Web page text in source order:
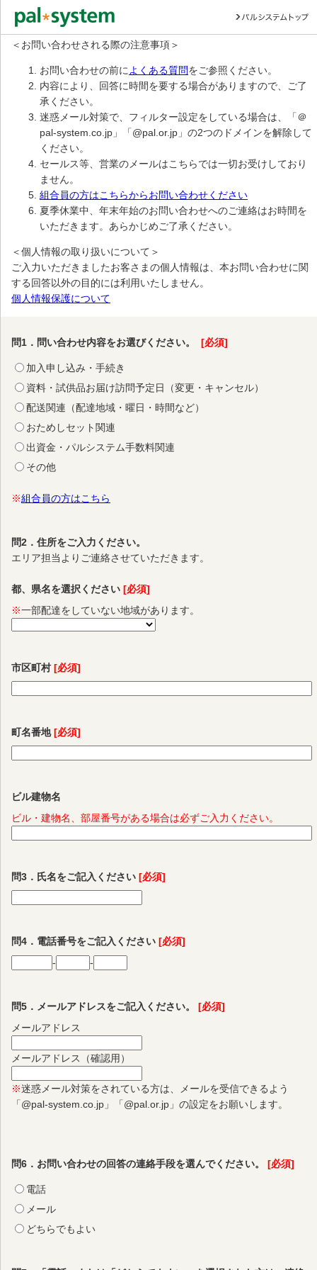
＜お問い合わせされる際の注意事項＞
お問い合わせの前に よくある質問をご参照ください。
内容により、回答に時間を要する場合がありますので、ご了
承ください。
迷惑メール対策で、フィルター設定をしている場合は、「＠
pal-system.co.jp」「@pal.or.jp」の2つのドメインを解除して
ください。
セールス等、営業のメールはこちらでは一切お受けしており
ません。
組合員の方はこちらからお問い合わせください
夏季休業中、年末年始のお問い合わせへのご連絡はお時間を
いただきます。あらかじめご了承ください。
＜個人情報の取り扱いについて＞
ご入力いただきましたお客さまの個人情報は、本お問い合わせに関
する回答以外の目的には利用いたしません。
個人情報保護について
問1．問い合わせ内容をお選びください。 [必須]
加入申し込み・手続き
資料・試供品お届け訪問予定日（変更・キャンセル）
配送関連（配達地域・曜日・時間など）
おためしセット関連
出資金・パルシステム手数料関連
その他
※組合員の方はこちら
問2．住所をご入力ください。
エリア担当よりご連絡させていただきます。
都、県名を選択ください [必須]
※一部配達をしていない地域があります。
市区町村[必須]
町名番地[必須]
ビル建物名
ビル・建物名、部屋番号がある場合は必ずご入力ください。
問3．氏名をご記入ください [必須]
問4．電話番号をご記入ください [必須]
-
-
問5．メールアドレスをご記入ください。 [必須]
メールアドレス
メールアドレス（確認用）
※迷惑メール対策をされている方は、メールを受信できるよう
「@pal-system.co.jp」「@pal.or.jp」の設定をお願いします。
問6．お問い合わせの回答の連絡手段を選んでください。 [必須]
電話
メール
どちらでもよい